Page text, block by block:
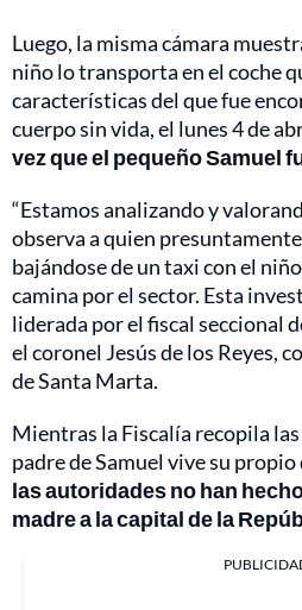
Luego, la misma cámara
niño lo transporta en el coche
características del que fue
cuerpo sin vida, el lunes 4 de
vez que el pequeño Samuel
“Estamos analizando y
observa a quien
bajándose de un taxi con el
camina por el sector. Esta
liderada por el fiscal seccional
el coronel Jesús de los Reyes,
de Santa Marta.
Mientras la Fiscalía recopila
padre de Samuel vive su propio
las autoridades no han
madre a la capital de la